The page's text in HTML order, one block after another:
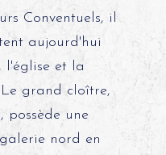
Conventuels, il
aujourd'hui
l'église et la
grand cloître,
possède une
nord en